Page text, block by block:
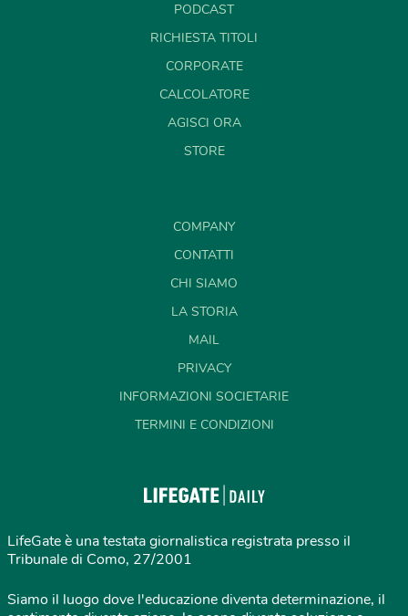
PODCAST
RICHIESTA TITOLI
CORPORATE
CALCOLATORE
AGISCI ORA
STORE
COMPANY
CONTATTI
CHI SIAMO
LA STORIA
MAIL
PRIVACY
INFORMAZIONI SOCIETARIE
TERMINI E CONDIZIONI
LifeGate è una testata giornalistica registrata presso il
Tribunale di Como, 27/2001
Siamo il luogo dove l'educazione diventa determinazione, il